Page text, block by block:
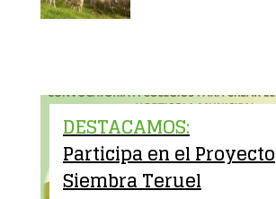
DESTACAMOS:
Participa en el Proyecto
Siembra Teruel